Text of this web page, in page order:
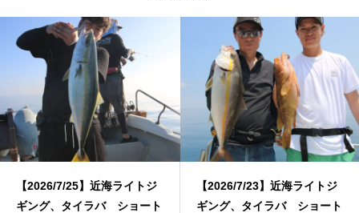
【2026/7/25】近海ライトジ
ギング、タイラバ ショート
【2026/7/23】近海ライトジ
ギング、タイラバ ショート